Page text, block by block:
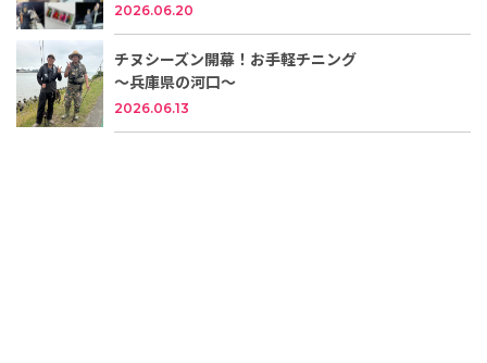
2026.06.20
チヌシーズン開幕！お手軽チニング
～兵庫県の河口～
2026.06.13